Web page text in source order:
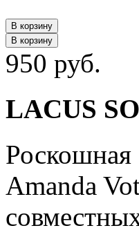
В корзину
В корзину
950 руб.
LACUS
Роскошная
Amanda